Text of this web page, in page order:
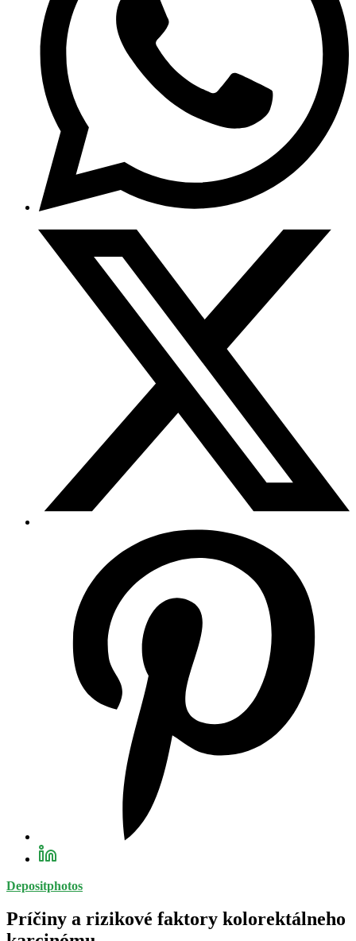
Depositphotos
Príčiny a rizikové faktory kolorektálneho